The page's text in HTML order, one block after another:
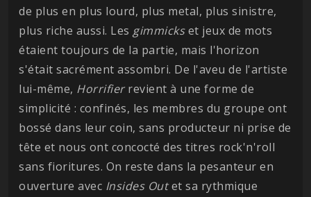
de plus en plus lourd, plus metal, plus sinistre,
plus riche aussi. Les gimmickset jeux de mots
étaient toujours de la partie, mais l'horizon
s'était sacrément assombri. De l'aveu de l'artiste
lui-même, Horrifierrevient à une forme de
simplicité : confinés, les membres du groupe ont
bossé dans leur coin, sans producteur ni prise de
tête et nous ont concocté des titres rock'n'roll
sans fioritures. On reste dans la pesanteur en
ouverture avec Insides Outet sa rythmique